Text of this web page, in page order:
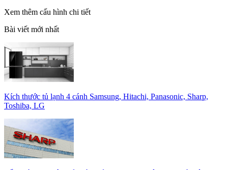
Xem thêm cấu hình chi tiết
Bài viết mới nhất
Kích thước tủ lạnh 4 cánh Samsung, Hitachi, Panasonic, Sharp,
Toshiba, LG